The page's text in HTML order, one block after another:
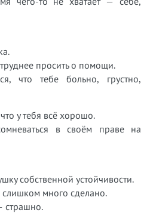
просить о помощи.
что тебе больно, грустно,
у тебя всё хорошо.
в своём праве на
собственной устойчивости.
много сделано.
страшно.